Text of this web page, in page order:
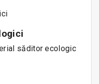
săditor ecologic